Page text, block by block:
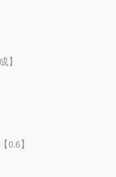
】
】